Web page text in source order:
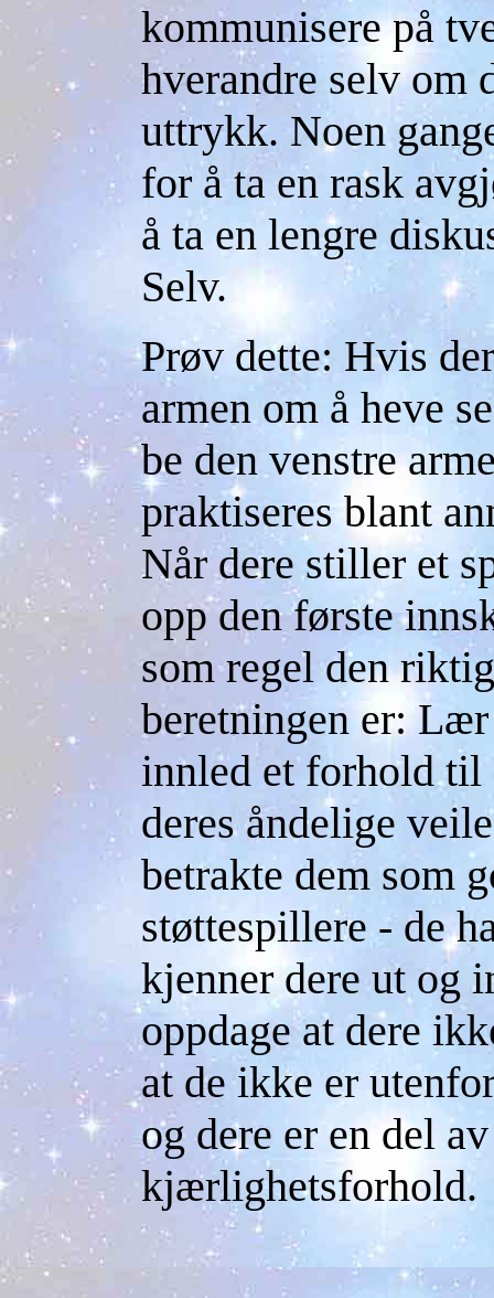
kommunisere på
hverandre selv om
uttrykk. Noen
for å ta en rask
å ta en lengre
Selv.
Prøv dette: Hvis
armen om å heve
be den venstre
praktiseres blant
Når dere stiller et
opp den første
som regel den
beretningen er:
innled et forhold til
deres åndelige
betrakte dem som
støttespillere - de
kjenner dere ut og
oppdage at dere
at de ikke er
og dere er en del
kjærlighetsforhold.